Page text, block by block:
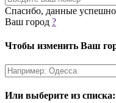
Спасибо, данные
Ваш город ?
Чтобы изменить Ваш
Или выберите из списка: